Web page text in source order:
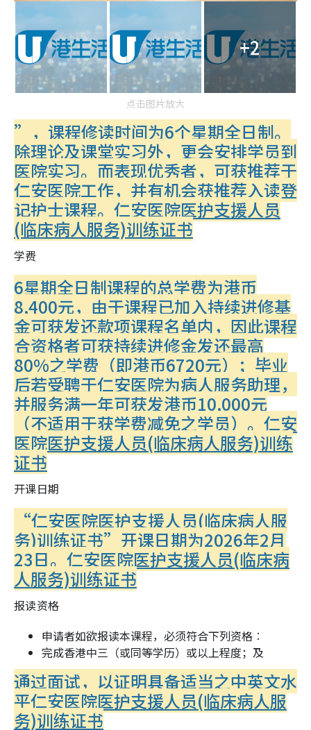
+2
点击图片放大
”，课程修读时间为6个星期全日制。
除理论及课堂实习外，更会安排学员到
医院实习。而表现优秀者，可获推荐于
仁安医院工作，并有机会获推荐入读登
记护士课程。 仁安医院医护支援人员
(临床病人服务)训练证书
学费
6星期全日制课程的总学费为港币
8,400元，由于课程已加入持续进修基
金可获发还款项课程名单内，因此课程
合资格者可获持续进修金发还最高
80%之学费（即港币6720元）；毕业
后若受聘于仁安医院为病人服务助理，
并服务满一年可获发港币10,000元
（不适用于获学费减免之学员）。 仁安
医院医护支援人员(临床病人服务)训练
证书
开课日期
“仁安医院医护支援人员(临床病人服
务)训练证书”开课日期为2026年2月
23日。 仁安医院医护支援人员(临床病
人服务)训练证书
报读资格
申请者如欲报读本课程，必须符合下列资格︰
完成香港中三（或同等学历）或以上程度；及
通过面试，以证明具备适当之中英文水
平仁安医院医护支援人员(临床病人服
务)训练证书